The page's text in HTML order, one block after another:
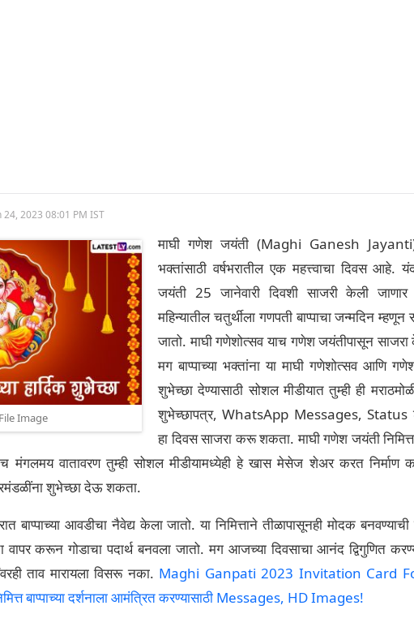
24, 2023 08:01 PM IST
Image
माघी गणेश जयंती (Maghi Ganesh
भक्तांसाठी वर्षभरातील एक महत्त्वाचा दिवस आहे.
जयंती 25 जानेवारी दिवशी साजरी केली
महिन्यातील चतुर्थीला गणपती बाप्पाचा जन्मदिन
जातो. माघी गणेशोत्सव याच गणेश जयंतीपासून साजरा
मग बाप्पाच्या भक्तांना या माघी गणेशोत्सव आणि
शुभेच्छा देण्यासाठी सोशल मीडीयात तुम्ही ही
शुभेच्छापत्र, WhatsApp Messages,
हा दिवस साजरा करू शकता. माघी गणेश जयंती
वातावरण तुम्ही सोशल मीडीयामध्येही हे खास मेसेज शेअर करत निर्माण
शुभेच्छा देऊ शकता.
बाप्पाच्या आवडीचा नैवेद्य केला जातो. या निमित्ताने तीळापासूनही मोदक
करून गोडाचा पदार्थ बनवला जातो. मग आजच्या दिवसाचा आनंद द्विगुणित
ताव मारायला विसरू नका. Maghi Ganpati 2023 Invitation Card
बाप्पाच्या दर्शनाला आमंत्रित करण्यासाठी Messages, HD Images!